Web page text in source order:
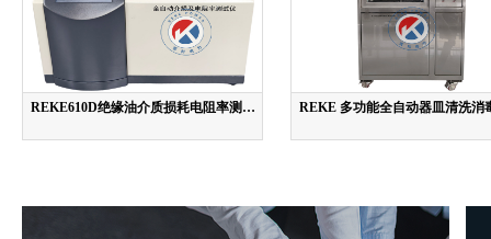
REKE610D绝缘油介质损耗电阻率测试
REKE 多功能全自动器皿清洗消